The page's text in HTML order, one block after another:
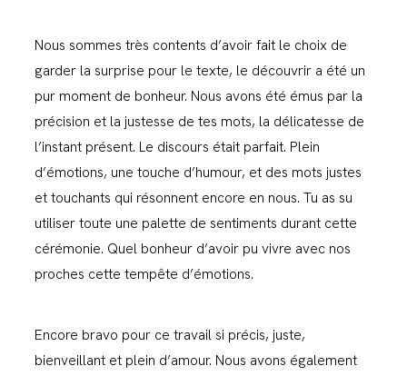
Nous sommes très contents d’avoir fait le choix de
garder la surprise pour le texte, le découvrir a été un
pur moment de bonheur. Nous avons été émus par la
précision et la justesse de tes mots, la délicatesse de
l’instant présent. Le discours était parfait. Plein
d’émotions, une touche d’humour, et des mots justes
et touchants qui résonnent encore en nous. Tu as su
utiliser toute une palette de sentiments durant cette
cérémonie. Quel bonheur d’avoir pu vivre avec nos
proches cette tempête d’émotions.
Encore bravo pour ce travail si précis, juste,
bienveillant et plein d’amour. Nous avons également